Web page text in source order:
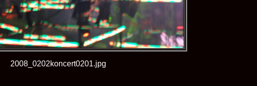
2008_0202koncert0201.jpg